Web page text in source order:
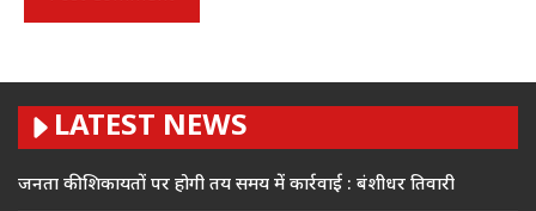
LATEST NEWS
जनता की शिकायतों पर होगी तय समय में कार्रवाई : बंशीधर तिवारी